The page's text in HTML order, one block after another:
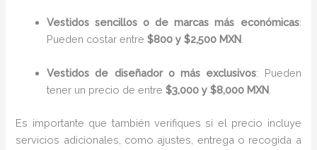
Vestidos sencillos o de marcas más económicas:
Pueden costar entre$800 y $2,500 MXN
Vestidos de diseñador o más exclusivos: Pueden
tener un precio de entre$3,000 y $8,000 MXN
Es importante que también verifiques si el precio incluye
servicios adicionales, como ajustes, entrega o recogida a